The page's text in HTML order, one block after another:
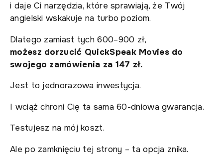
i daje Ci narzędzia, które sprawiają, że Twój
angielski wskakuje na turbo poziom.
Dlatego zamiast tych 600–900 zł,
możesz dorzucić QuickSpeak Movies do
swojego zamówienia za 147 zł.
Jest to jednorazowa inwestycja.
I wciąż chroni Cię ta sama 60-dniowa gwarancja.
Testujesz na mój koszt.
Ale po zamknięciu tej strony – ta opcja znika.